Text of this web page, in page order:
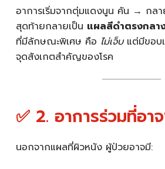
อาการเริ่มจากตุ่มแดงนูน คัน → กล
สุดท้ายกลายเป็น แผลสีดำตรงกลา
ที่มีลักษณะพิเศษ คือ ไม่เจ็บแต่มีขอบ
จุดสังเกตสำคัญของโรค
✅ 2. อาการร่วมที่อา
นอกจากแผลที่ผิวหนัง ผู้ป่วยอาจมี: